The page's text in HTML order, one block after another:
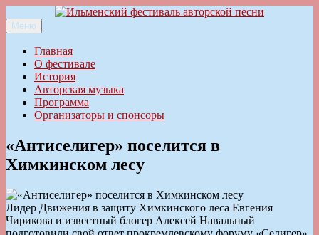
к
содержимому
Ильменский фестиваль авторской песни
Меню
Главная
О фестивале
История
Авторская музыка
Программа
Организаторы и спонсоры
«Антиселигер» поселится в
Химкинском лесу
Лидер Движения в защиту Химкинского леса Евгения
Чирикова и известный блогер Алексей Навальный